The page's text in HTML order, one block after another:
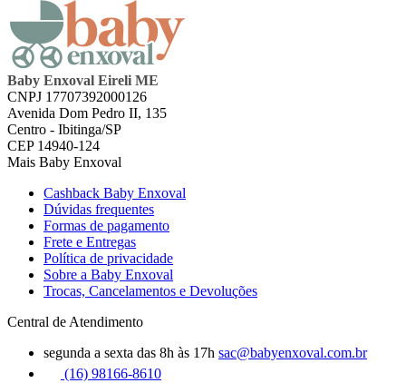
Baby Enxoval Eireli ME
CNPJ 17707392000126
Avenida Dom Pedro II, 135
Centro - Ibitinga/SP
CEP 14940-124
Mais Baby Enxoval
Cashback Baby Enxoval
Dúvidas frequentes
Formas de pagamento
Frete e Entregas
Política de privacidade
Sobre a Baby Enxoval
Trocas, Cancelamentos e Devoluções
Central de Atendimento
segunda a sexta das 8h às 17h sac@babyenxoval.com.br
(16) 98166-8610